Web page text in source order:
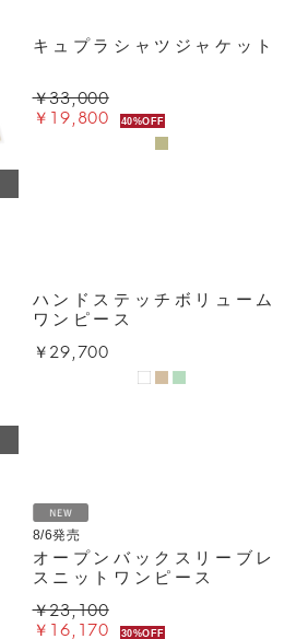
キュプラシャツジャケット
￥33,000
￥19,800 40%OFF
ハンドステッチボリューム
ワンピース
￥29,700
8/6発売
オープンバックスリーブレ
スニットワンピース
￥23,100
￥16,170 30%OFF